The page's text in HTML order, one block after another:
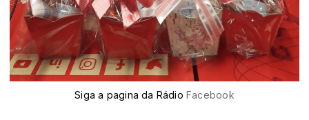
Siga a pagina da RádioFacebook